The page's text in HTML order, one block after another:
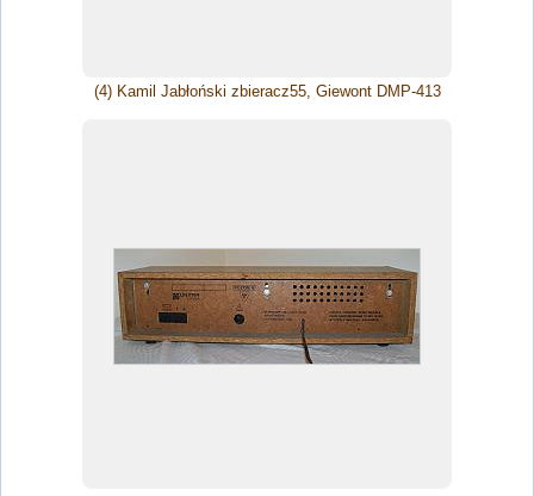
(4) Kamil Jabłoński zbieracz55, Giewont DMP-413